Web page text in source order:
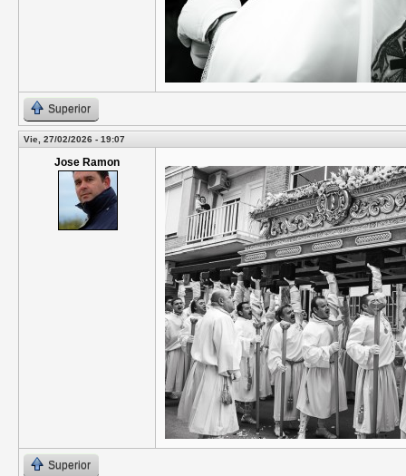
Superior
Vie, 27/02/2026 - 19:07
Jose Ramon
Superior